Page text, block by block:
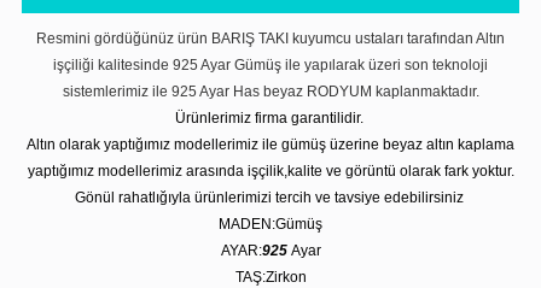
Resmini gördüğünüz ürün BARIŞ TAKI kuyumcu ustaları tarafından Altın
işçiliği kalitesinde 925 Ayar Gümüş ile yapılarak üzeri son teknoloji
sistemlerimiz ile 925 Ayar Has beyaz RODYUM kaplanmaktadır.
Ürünlerimiz firma garantilidir.
Altın olarak yaptığımız modellerimiz ile gümüş üzerine beyaz altın kaplama
yaptığımız modellerimiz arasında işçilik,kalite ve görüntü olarak fark yoktur.
Gönül rahatlığıyla ürünlerimizi tercih ve tavsiye edebilirsiniz
MADEN:Gümüş
AYAR:925 Ayar
TAŞ:Zirkon